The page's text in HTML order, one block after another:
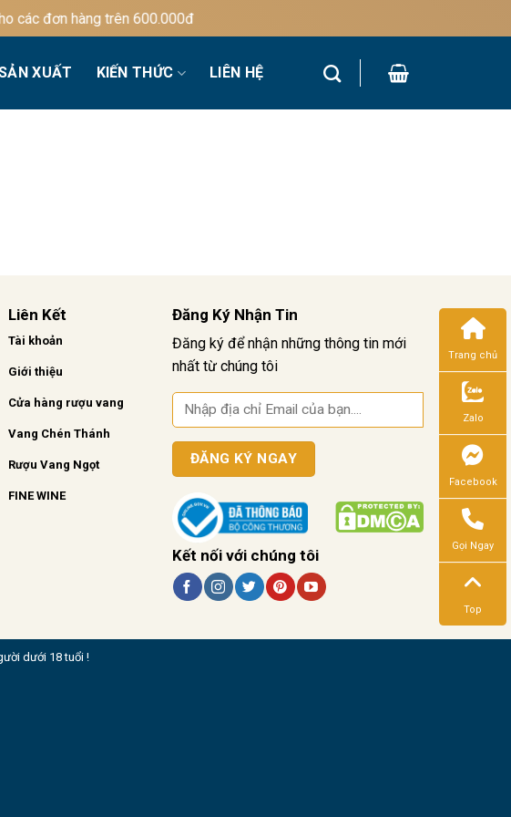
đơn hàng trên 600.000đ
XUẤT KIẾN THỨC LIÊN HỆ
Liên Kết
Tài khoản
Giới thiệu
Cửa hàng rượu vang
Vang Chén Thánh
Rượu Vang Ngọt
FINE WINE
Đăng Ký Nhận Tin
Đăng ký để nhận những thông tin mới
nhất từ chúng tôi
Kết nối với chúng tôi
dưới 18 tuổi !
Trang chủ
Zalo
Facebook
Gọi Ngay
Top